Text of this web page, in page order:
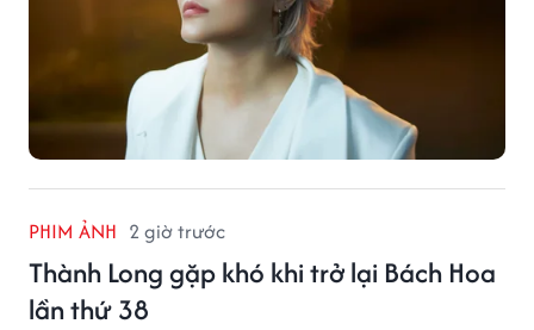
PHIM ẢNH 2 giờ trước
Thành Long gặp khó khi trở lại Bách Hoa
lần thứ 38